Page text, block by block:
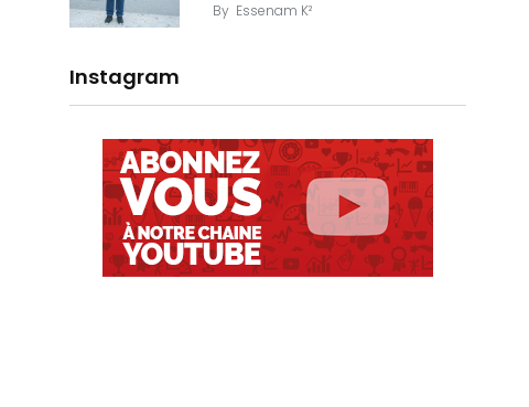
By Essenam K²
Instagram